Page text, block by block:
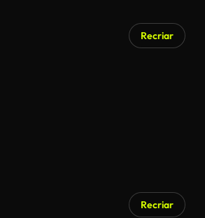
Recriar
Recriar